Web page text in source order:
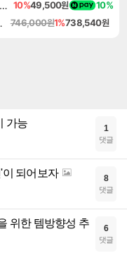
드래곤소드 어웨이크닝 디럭스 에디션 DragonSword Awakening Deluxe Edition 10%49,500원 10%
트 월드 746,000원1%738,540원
가능 1
댓글
되어보자 8
댓글
위한 템방향성 추
6
댓글